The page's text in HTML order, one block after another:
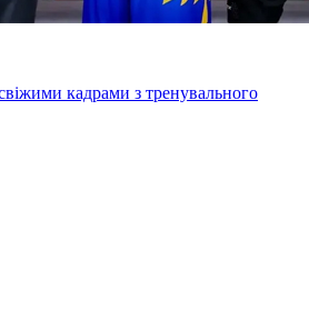
кадрами з тренувального